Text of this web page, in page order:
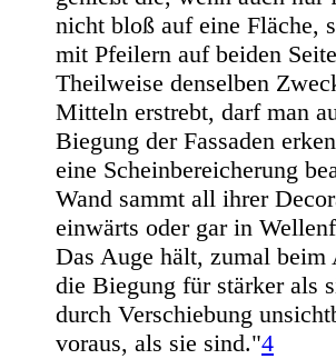
nicht bloß auf eine Fläche,
mit Pfeilern auf beiden
Theilweise denselben
Mitteln erstrebt, darf man
Biegung der Fassaden
eine Scheinbereicherung
Wand sammt all ihrer
einwärts oder gar in
Das Auge hält, zumal
die Biegung für stärker als
durch Verschiebung
voraus, als sie sind."4